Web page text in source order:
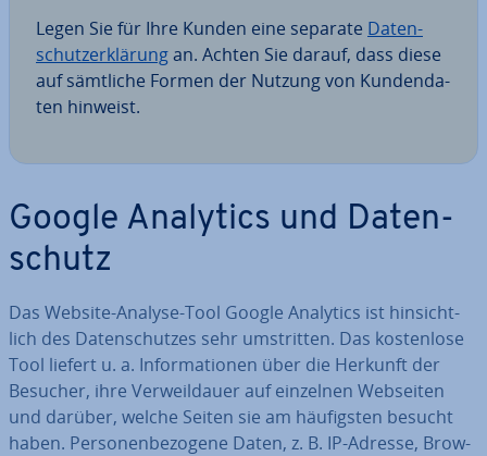
Legen Sie für Ihre Kunden eine separate Da­ten­
schutz­er­klä­rungan. Achten Sie darauf, dass diese
auf sämtliche Formen der Nutzung von Kun­den­da­
ten hinweist.
Google Analytics und Da­ten­
schutz
Das Website-Analyse-Tool Google Analytics ist hin­sicht­
lich des Da­ten­schut­zes sehr um­strit­ten. Das kos­ten­lo­se
Tool liefert u. a. In­for­ma­tio­nen über die Herkunft der
Besucher, ihre Ver­weil­dau­er auf einzelnen Webseiten
und darüber, welche Seiten sie am häu­figs­ten besucht
haben. Per­so­nen­be­zo­ge­ne Daten, z. B. IP-Adresse, Brow­